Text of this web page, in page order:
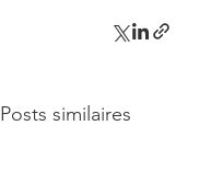
Posts similaires